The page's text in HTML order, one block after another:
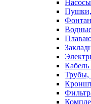
Насосы
Пушки,
Кабель
Трубы,